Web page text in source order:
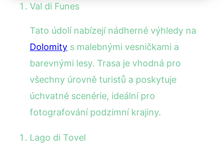
Val di Funes
Tato údolí nabízejí nádherné výhledy na
Dolomity s malebnými vesničkami a
barevnými lesy. Trasa je vhodná pro
všechny úrovně turistů a poskytuje
úchvatné scenérie, ideální pro
fotografování podzimní krajiny.
Lago di Tovel